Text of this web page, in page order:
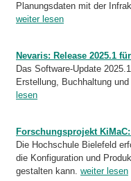
Planungsdaten mit der
weiter lesen
Nevaris: Release 2025.1
Das Software-Update
Erstellung, Buchhaltung
lesen
Forschungsprojekt
Die Hochschule Bielefeld
die Konfiguration und
gestalten kann. weiter lesen